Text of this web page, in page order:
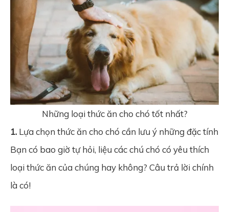
Những loại thức ăn cho chó tốt nhất?
1. Lựa chọn thức ăn cho chó cần lưu ý những đặc tính
Bạn có bao giờ tự hỏi, liệu các chú chó có yêu thích
loại thức ăn của chúng hay không? Câu trả lời chính
là có!